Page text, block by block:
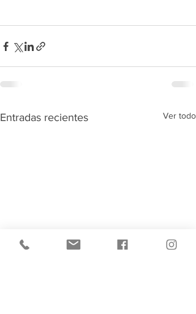
Entradas recientes Ver todo